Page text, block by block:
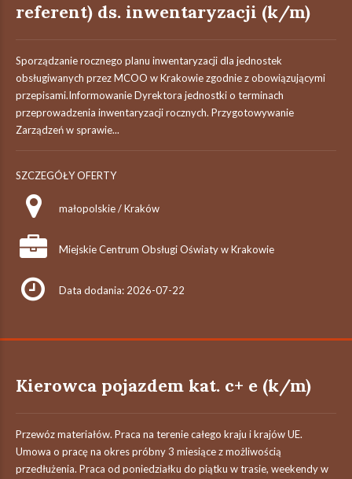
referent) ds. inwentaryzacji (k/m)
Sporządzanie rocznego planu inwentaryzacji dla jednostek
obsługiwanych przez MCOO w Krakowie zgodnie z obowiązującymi
przepisami.Informowanie Dyrektora jednostki o terminach
przeprowadzenia inwentaryzacji rocznych. Przygotowywanie
Zarządzeń w sprawie...
SZCZEGÓŁY OFERTY
małopolskie / Kraków
Miejskie Centrum Obsługi Oświaty w Krakowie
Data dodania: 2026-07-22
Kierowca pojazdem kat. c+ e (k/m)
Przewóz materiałów. Praca na terenie całego kraju i krajów UE.
Umowa o pracę na okres próbny 3 miesiące z możliwością
przedłużenia. Praca od poniedziałku do piątku w trasie, weekendy w